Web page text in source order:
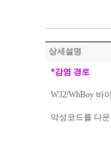
상세설명
*감염 경로
W32/WhBoy 바
악성코드를 다